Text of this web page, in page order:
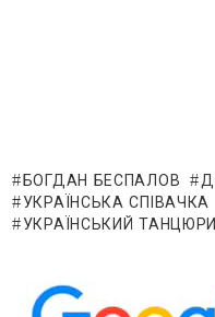
БОГДАН БЕСПАЛОВ
УКРАЇНСЬКА СПІВАЧКА
УКРАЇНСЬКИЙ